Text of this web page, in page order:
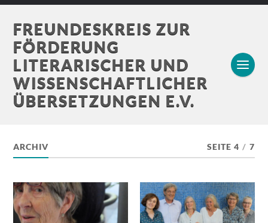
FREUNDESKREIS ZUR
FÖRDERUNG
LITERARISCHER UND
WISSENSCHAFTLICHER
ÜBERSETZUNGEN E.V.
ARCHIV SEITE 4 / 7